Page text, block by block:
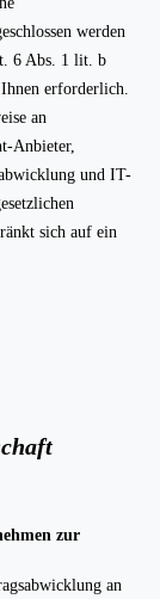
werden
6 Abs. 1 lit. b
erforderlich.
an
Anbieter,
und IT-
sich auf ein
zur
an